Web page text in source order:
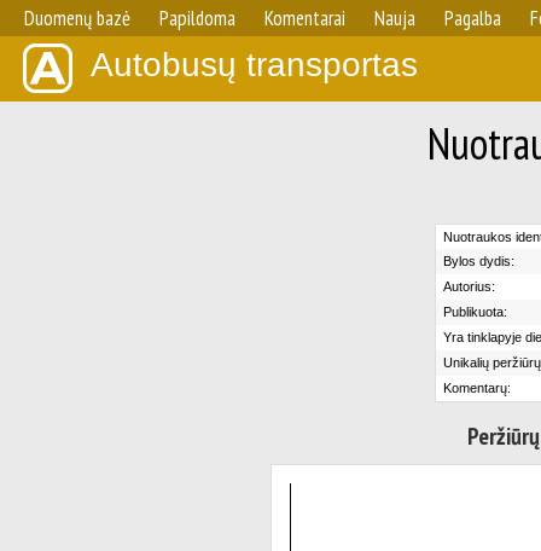
Duomenų bazė Papildoma Komentarai Nauja Pagalba
Autobusų transportas
Nuotraukos
Bylos dydis:
Autorius:
Publikuota:
Yra tinklapyje
Unikalių
Komentarų: